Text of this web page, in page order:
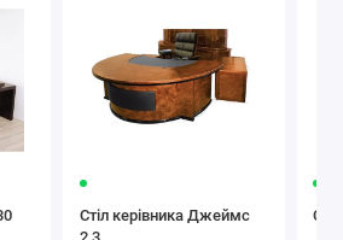
Стіл керівника Джеймс